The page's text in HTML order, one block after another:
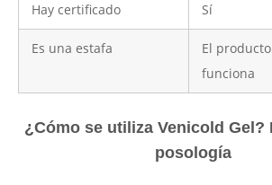
Hay certificado Sí
Es una estafa
El
funciona
¿Cómo se utiliza Venicold Gel?
posología